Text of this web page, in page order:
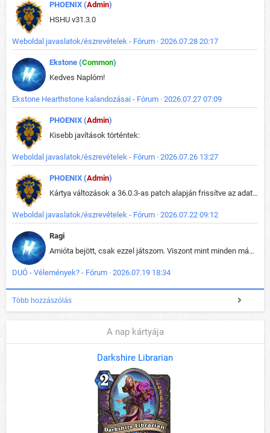
PHOENIX (Admin)
HSHU v31.3.0
Weboldal javaslatok/észrevételek - Fórum · 2026.07.28 20:17
Ekstone (Common)
Kedves Naplóm!
Ekstone Hearthstone kalandozásai - Fórum · 2026.07.27 07:09
PHOENIX (Admin)
Kisebb javítások történtek:
Weboldal javaslatok/észrevételek - Fórum · 2026.07.26 13:27
PHOENIX (Admin)
Kártya változások a 36.0.3-as patch alapján frissítve az adatbázisban (képek is cserélve).
Weboldal javaslatok/észrevételek - Fórum · 2026.07.22 09:12
Ragi
Amióta bejött, csak ezzel játszom. Viszont mint minden más - akár az alapjáték is, ez is baromira összetett lett. Néha már pár kör után is esélytelen az egész. Vagy irreállisan túltápol valaki, vagy lelép a partner, vagy csak hülye mint a segg. És amikor eljönne az én időm, na akkor jön el mindenki másé is. Engem jobban érdekelne, hogy ki milyen ratingen szokott játszani. Na ez lenne egy érdekes adat.
DUÓ - Vélemények? - Fórum · 2026.07.19 18:34
Több hozzászólás
A nap kártyája
Darkshire Librarian